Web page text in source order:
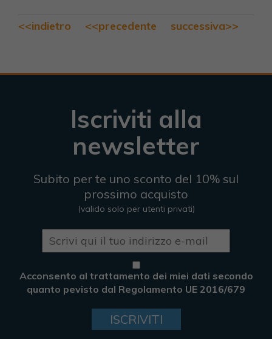
<<indietro <<precedente successiva>>
Iscriviti alla
newsletter
Subito per te uno sconto del 10% sul
prossimo acquisto
(valido solo per utenti privati)
Acconsento al trattamento dei miei dati secondo
quanto pevisto dal Regolamento UE 2016/679
ISCRIVITI